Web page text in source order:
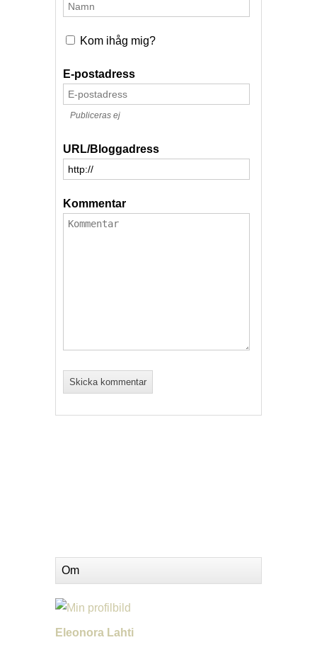
Kom ihåg mig?
E-postadress
Publiceras ej
URL/Bloggadress
Kommentar
Om
Eleonora Lahti